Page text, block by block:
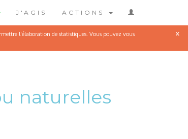
J'AGIS ACTIONS
l'élaboration de statistiques. Vous pouvez vous
×
naturelles